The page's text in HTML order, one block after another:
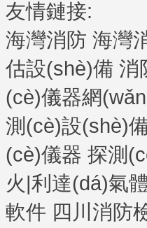
友情鏈接:
海灣消防 海灣
估設(shè)備 消
(cè)儀器網
測(cè)設(shè)
(cè)儀器 探測
火|利達(dá)氣
軟件 四川消防